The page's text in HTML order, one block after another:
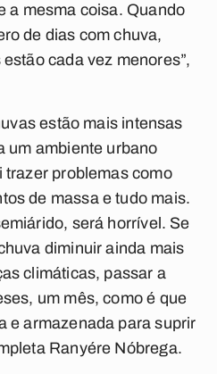
a mesma coisa. Quando
de dias com chuva,
cada vez menores”,
estão mais intensas
um ambiente urbano
problemas como
de massa e tudo mais.
será horrível. Se
diminuir ainda mais
climáticas, passar a
um mês, como é que
e armazenada para suprir
Ranyére Nóbrega.